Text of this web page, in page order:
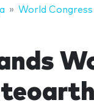
World